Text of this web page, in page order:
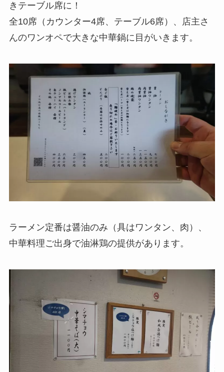
きテーブル席に！
全10席（カウンター4席、テーブル6席）、店主さ
んのワンオペで大きな中華鍋に目がいきます。
ラーメン定番は醤油のみ（具はワンタン、肉）、
中華料理ご出身で油淋鶏の提供があります。